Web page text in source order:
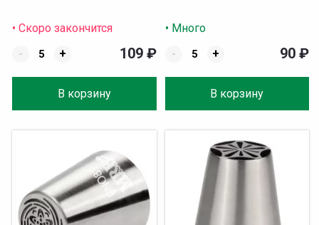
• Скоро закончится
-
+
В корзину
109 ₽
• Много
-
+
В корзину
90 ₽